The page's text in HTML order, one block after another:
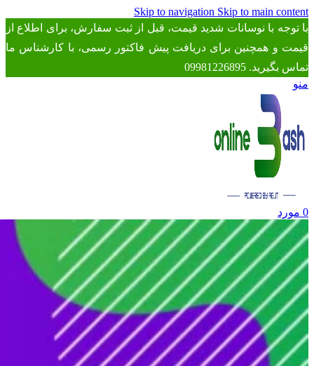
Skip to navigation Skip to main content
با توجه با نوسانات شدید قیمت، قبل از ثبت سفارش، برای اطلاع از
قیمت و همچنین برای دریافت پیش فاکتور رسمی، با کارشناس ما
تماس بگیرید. 09981226895
منو
0 مورد